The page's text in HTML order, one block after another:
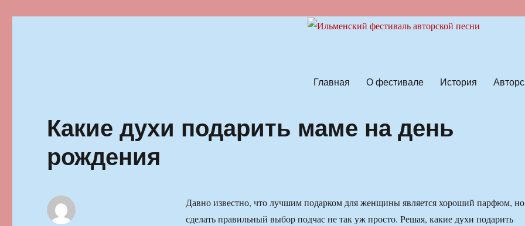
Главная О фестивале История
Какие духи подарить маме на день
рождения
Давно известно, что лучшим подарком для женщины является хороший парфюм, но
сделать правильный выбор подчас не так уж просто. Решая, какие духи подарить